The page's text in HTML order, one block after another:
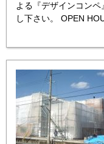
よる『デザインコン
し下さい。 OPEN